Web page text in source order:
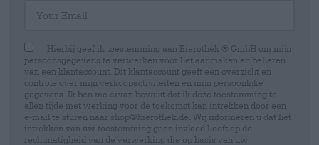
Hierbij geef ik toestemming aan Bierothek ® GmbH om mijn
persoonsgegevens te verwerken voor het aanmaken en beheren
van een klantaccount. Dit klantaccount geeft een overzicht en
controle over mijn verkoopactiviteiten en mijn persoonlijke
gegevens. Ik ben me ervan bewust dat ik deze toestemming te
allen tijde met werking voor de toekomst kan intrekken door een
e-mail te sturen naar shop@bierothek.de. Wij informeren u dat het
intrekken van uw toestemming geen invloed heeft op de
rechtmatigheid van de verwerking die op basis van uw